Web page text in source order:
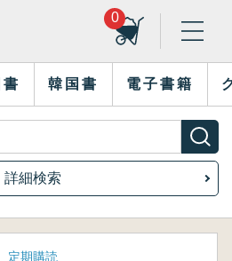
0
韓国書 電子書籍
詳細検索
定期購読